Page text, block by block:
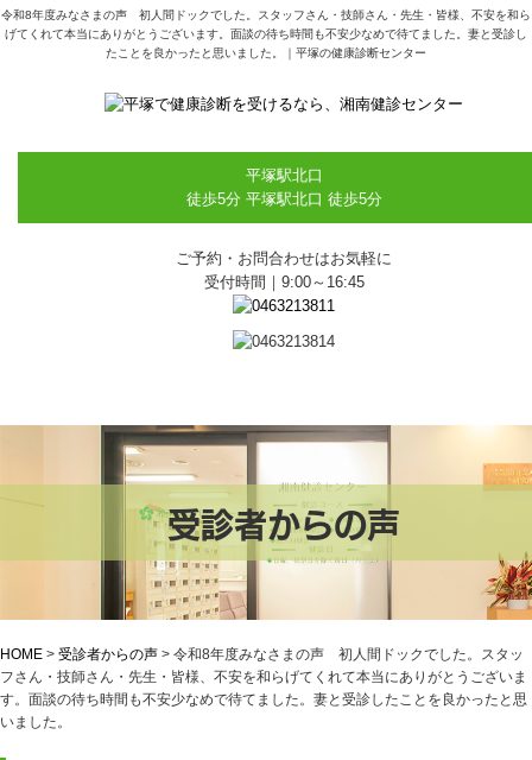
令和8年度みなさまの声 初人間ドックでした。スタッフさん・技師さん・先生・皆様、不安を和ら
げてくれて本当にありがとうございます。面談の待ち時間も不安少なめで待てました。妻と受診し
たことを良かったと思いました。｜平塚の健康診断センター
平塚駅北口
徒歩5分 平塚駅北口 徒歩5分
ご予約・お問合わせはお気軽に
受付時間｜9:00～16:45
受診者からの声
HOME > 受診者からの声 > 令和8年度みなさまの声 初人間ドックでした。スタッ
フさん・技師さん・先生・皆様、不安を和らげてくれて本当にありがとうございま
す。面談の待ち時間も不安少なめで待てました。妻と受診したことを良かったと思
いました。